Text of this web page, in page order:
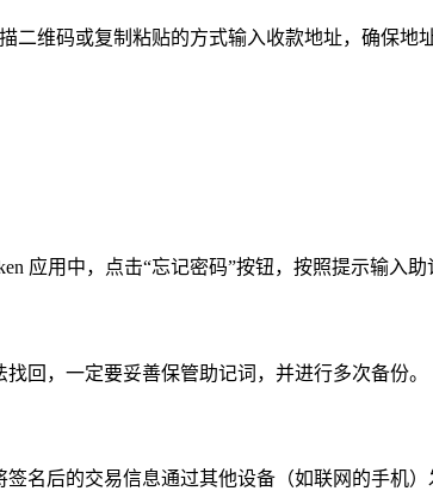
二维码或复制粘贴的方式输入收款地址，确保地
应用中，点击“忘记密码”按钮，按照提示输入
回，一定要妥善保管助记词，并进行多次备份。
名后的交易信息通过其他设备（如联网的手机）